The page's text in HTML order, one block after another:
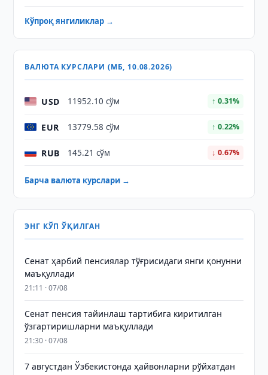
Кўпроқ янгиликлар →
ВАЛЮТА КУРСЛАРИ (МБ, 10.08.2026)
USD 11952.10 сўм ↑ 0.31%
EUR 13779.58 сўм ↑ 0.22%
RUB 145.21 сўм ↓ 0.67%
Барча валюта курслари →
ЭНГ КЎП ЎҚИЛГАН
Сенат ҳарбий пенсиялар тўғрисидаги янги қонунни
маъқуллади
21:11 · 07/08
Сенат пенсия тайинлаш тартибига киритилган
ўзгартиришларни маъқуллади
21:30 · 07/08
7 августдан Ўзбекистонда ҳайвонларни рўйхатдан